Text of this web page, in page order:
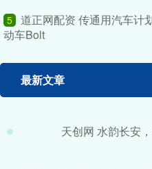
5 道正网配资 传通用汽车计
动车Bolt
最新文章
天创网 水韵长安